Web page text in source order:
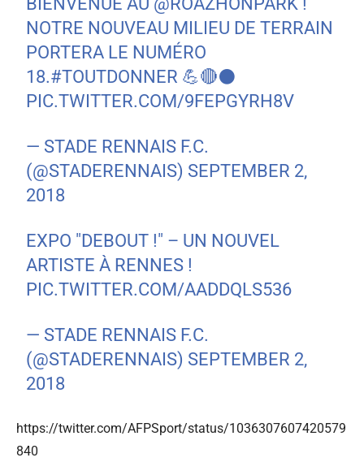
NOTRE NOUVEAU MILIEU DE TERRAIN
PORTERA LE NUMÉRO
18.#TOUTDONNER 💪🔴⚫
PIC.TWITTER.COM/9FEPGYRH8V
— STADE RENNAIS F.C.
(@STADERENNAIS) SEPTEMBER 2,
2018
EXPO "DEBOUT !" – UN NOUVEL
ARTISTE À RENNES !
PIC.TWITTER.COM/AADDQLS536
— STADE RENNAIS F.C.
(@STADERENNAIS) SEPTEMBER 2,
2018
https://twitter.com/AFPSport/status/1036307607420579
840